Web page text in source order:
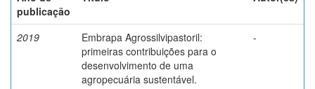
publicação
2019
Embrapa Agrossilvipastoril:
primeiras contribuições para o
desenvolvimento de uma
agropecuária sustentável.
-